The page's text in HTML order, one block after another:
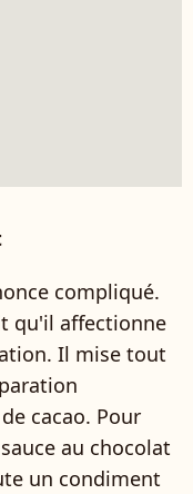
compliqué.
qu'il affectionne
Il mise tout
cacao. Pour
au chocolat
un condiment